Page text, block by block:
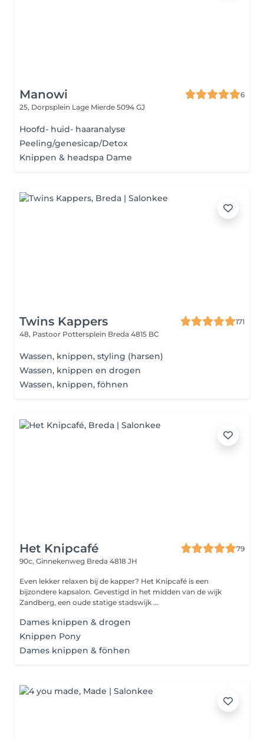
Manowi
6
25, Dorpsplein Lage Mierde 5094 GJ
Hoofd- huid- haaranalyse
Peeling/genesicap/Detox
Knippen & headspa Dame
Twins Kappers
171
48, Pastoor Pottersplein Breda 4815 BC
Wassen, knippen, styling (harsen)
Wassen, knippen en drogen
Wassen, knippen, föhnen
Het Knipcafé
79
90c, Ginnekenweg Breda 4818 JH
Even lekker relaxen bij de kapper? Het Knipcafé is een
bijzondere kapsalon. Gevestigd in het midden van de wijk
Zandberg, een oude statige stadswijk ...
Dames knippen & drogen
Knippen Pony
Dames knippen & fönhen